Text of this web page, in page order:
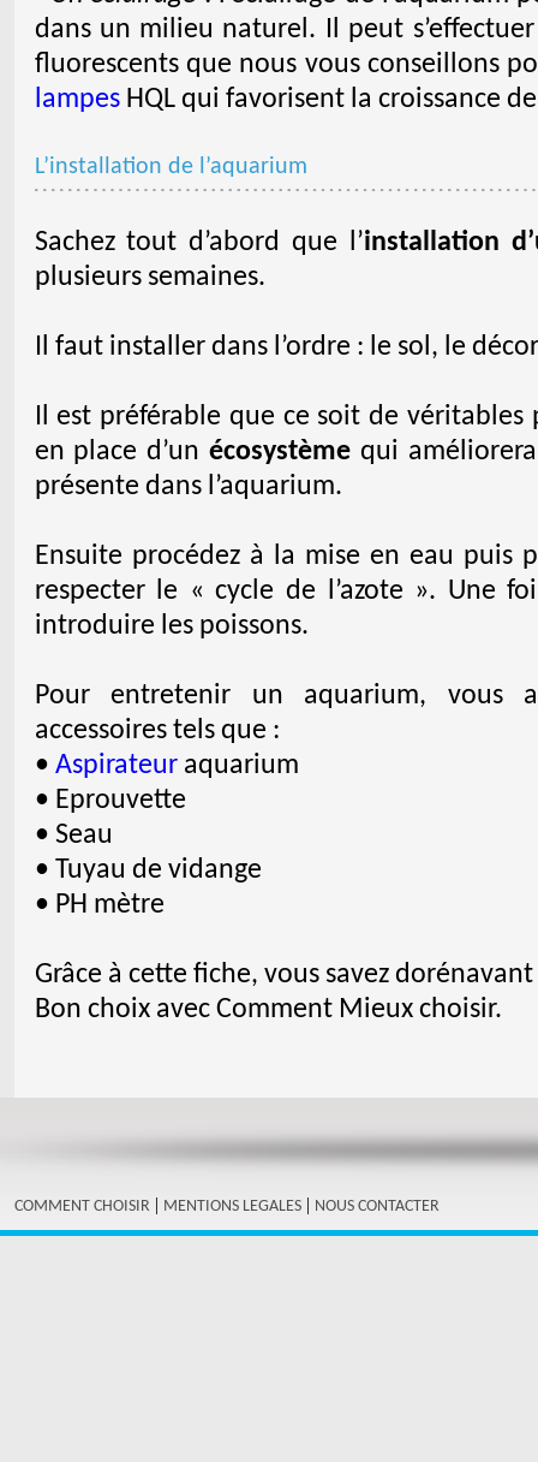
dans un milieu naturel. Il peut
fluorescents que nous vous conseillons
lampesHQL qui favorisent la croissance
L’installation de l’aquarium
Sachez tout d’abord que l’installation
plusieurs semaines.
Il faut installer dans l’ordre : le sol, le
Il est préférable que ce soit de
en place d’unécosystème qui
présente dans l’aquarium.
Ensuite procédez à la mise en eau puis
respecter le « cycle de l’azote ». Une
introduire les poissons.
Pour entretenir un aquarium, vous
accessoires tels que :
• Aspirateuraquarium
• Eprouvette
• Seau
• Tuyau de vidange
• PH mètre
Grâce à cette fiche, vous savez
Bon choix avec Comment Mieux choisir.
COMMENT CHOISIR | MENTIONS LEGALES | NOUS CONTACTER